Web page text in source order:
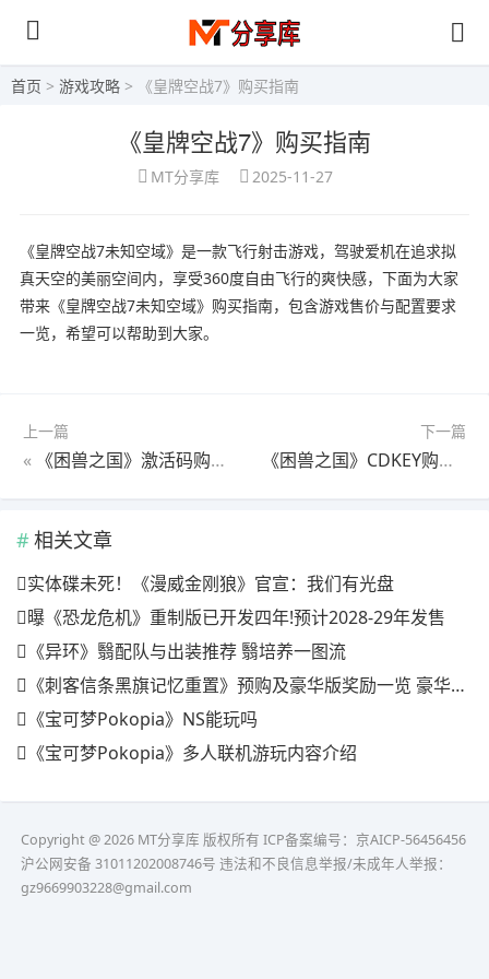
首页 > 游戏攻略 > 《皇牌空战7》购买指南
《皇牌空战7》购买指南
MT分享库 2025-11-27
《皇牌空战7未知空域》是一款飞行射击游戏，驾驶爱机在追求拟
真天空的美丽空间内，享受360度自由飞行的爽快感，下面为大家
带来《皇牌空战7未知空域》购买指南，包含游戏售价与配置要求
一览，希望可以帮助到大家。
上一篇
« 《困兽之国》激活码购买教程
下一篇
《困兽之国》CDKEY购买教程
相关文章
实体碟未死！《漫威金刚狼》官宣：我们有光盘
曝《恐龙危机》重制版已开发四年!预计2028-29年发售
《异环》翳配队与出装推荐 翳培养一图流
《刺客信条黑旗记忆重置》预购及豪华版奖励一览 豪华版有什么
《宝可梦Pokopia》NS能玩吗
《宝可梦Pokopia》多人联机游玩内容介绍
Copyright @ 2026 MT分享库 版权所有 ICP备案编号：京AICP-56456456
沪公网安备 31011202008746号 违法和不良信息举报/未成年人举报：
gz9669903228@gmail.com